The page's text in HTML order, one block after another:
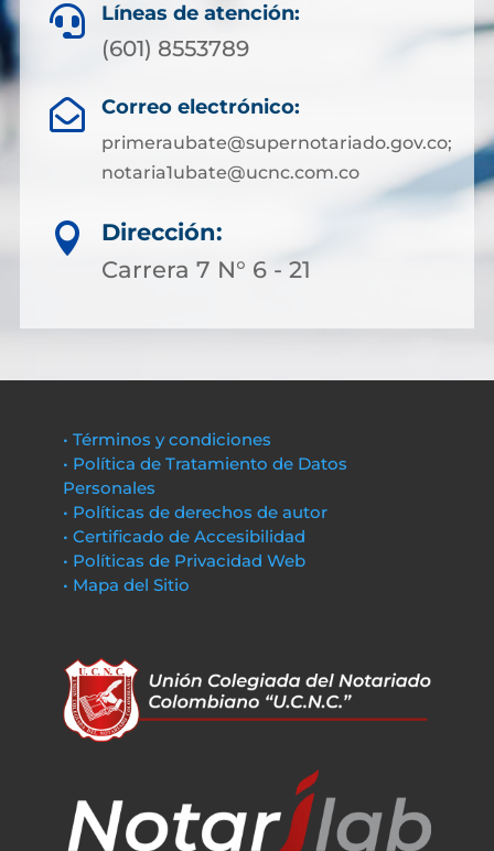
 Líneas de atención:
(601) 8553789
 Correo electrónico:
primeraubate@supernotariado.gov.co;
notaria1ubate@ucnc.com.co

Dirección:
Carrera 7 N° 6 - 21
• Términos y condiciones
• Política de Tratamiento de Datos
Personales
• Políticas de derechos de autor
• Certificado de Accesibilidad
• Políticas de Privacidad Web
• Mapa del Sitio